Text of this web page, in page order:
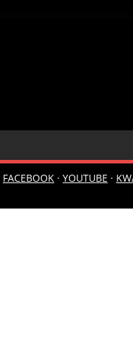
FACEBOOK · YOUTUBE ·